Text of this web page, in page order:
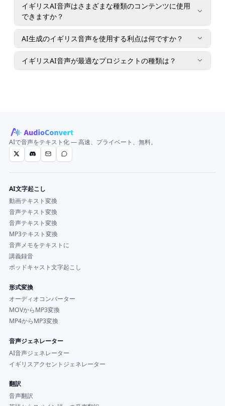
イギリスAI音声はさまざまな種類のコンテンツに使用
できますか？
AI生成のイギリス音声を使用する利点は何ですか？
イギリスAI音声が最適なプロジェクトの種類は？
AIで音声をテキスト化 — 高速、プライベート、無料。
AI文字起こし
動画テキスト変換
音声テキスト変換
音声テキスト変換
MP3テキスト変換
音声メモをテキストに
講義録音
ポッドキャスト文字起こし
形式変換
オーディオコンバーター
MOVからMP3変換
MP4からMP3変換
音声ジェネレーター
AI音声ジェネレーター
イギリスアクセントジェネレーター
翻訳
音声翻訳